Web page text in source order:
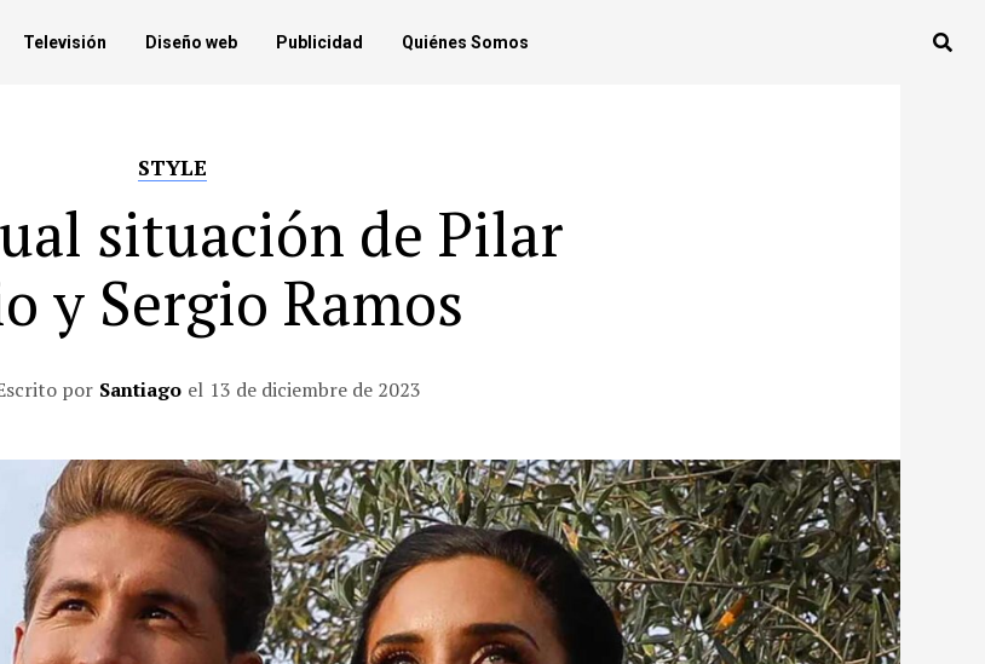
Televisión Diseño web Publicidad Quiénes Somos
STYLE
situación de Pilar
y Sergio Ramos
por Santiago el 13 de diciembre de 2023